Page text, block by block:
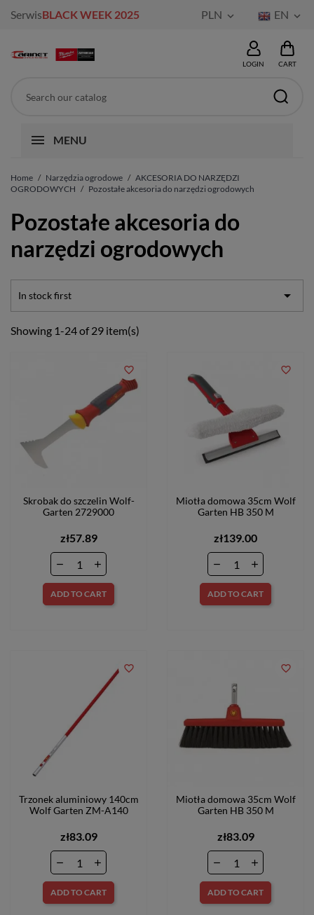
SerwisBLACK WEEK 2025 PLN  EN 
LOGIN CART
MENU
Home Narzędzia ogrodowe
AKCESORIA DO NARZĘDZI
OGRODOWYCH
Pozostałe akcesoria do narzędzi ogrodowych
Pozostałe akcesoria do
narzędzi ogrodowych
In stock first 
Showing 1-24 of 29 item(s)
Skrobak do szczelin Wolf-
Garten 2729000
zł57.89
ADD TO CART
favorite_border
Miotła domowa 35cm Wolf
Garten HB 350 M
zł139.00
ADD TO CART
favorite_border
Trzonek aluminiowy 140cm
Wolf Garten ZM-A140
zł83.09
ADD TO CART
favorite_border
Miotła domowa 35cm Wolf
Garten HB 350 M
zł83.09
ADD TO CART
favorite_border